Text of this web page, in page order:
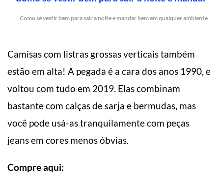
Como se vestir bem para sair a noite e mandar bem em qualquer ambiente
Camisas com listras grossas verticais também
estão em alta! A pegada é a cara dos anos 1990, e
voltou com tudo em 2019. Elas combinam
bastante com calças de sarja e bermudas, mas
você pode usá-as tranquilamente com peças
jeans em cores menos óbvias.
Compre aqui: